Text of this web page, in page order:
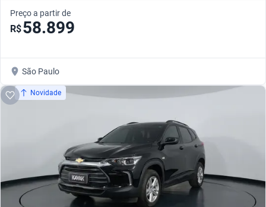
Preço a partir de
R$58.899
São Paulo
Novidade